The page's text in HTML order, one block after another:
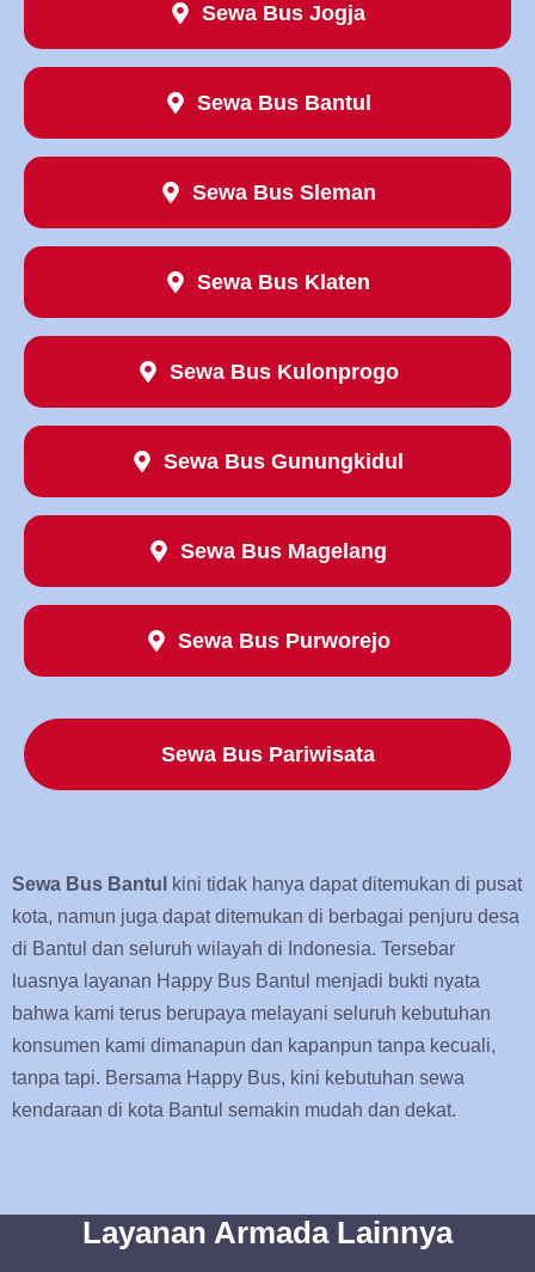
Sewa Bus Jogja
Sewa Bus Bantul
Sewa Bus Sleman
Sewa Bus Klaten
Sewa Bus Kulonprogo
Sewa Bus Gunungkidul
Sewa Bus Magelang
Sewa Bus Purworejo
Sewa Bus Pariwisata
Sewa Bus Bantul
kini tidak hanya dapat ditemukan di pusat
kota, namun juga dapat ditemukan di berbagai penjuru desa
di Bantul dan seluruh wilayah di Indonesia. Tersebar
luasnya layanan Happy Bus Bantul menjadi bukti nyata
bahwa kami terus berupaya melayani seluruh kebutuhan
konsumen kami dimanapun dan kapanpun tanpa kecuali,
tanpa tapi. Bersama Happy Bus, kini kebutuhan sewa
kendaraan di kota Bantul semakin mudah dan dekat.
Layanan Armada Lainnya